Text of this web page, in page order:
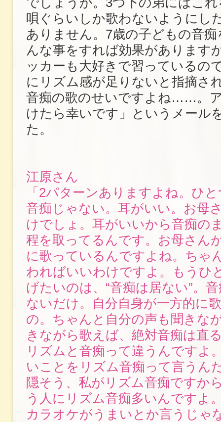
唄ぐらいしか歌わないようにし
ありません。7歳の子どもの音
んな事をすれば効果がありま
ッカーも大好きで習っているの
にリズム感が足りないと指摘さ
音痴の歌のせいですよね……。
けたら幸いです」というメール
た。
江原さん
「2パターンありますよね。ひ
音痴じゃない。耳がいい。お母
けでしょ。耳がいいから音痴の
程を取ってるんです。お母さん
に歌っているんですよね。ちゃ
わればいいわけですよ。もうひ
げたいのは、“音痴は居ない”。
ないだけ。自分自身が一方的に
の。ちゃんと自分の声も聞きな
きながら歌えば、絶対音痴は直
リズムと音痴って違うんですよ
いことをリズム音痴って言うん
隠そう、私がリズム音痴ですか
う人にリズム音痴多いんですよ
カラオケがうまいとか言うじゃ